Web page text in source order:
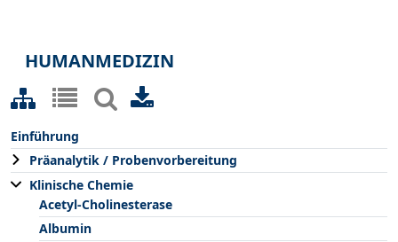
HUMANMEDIZIN
Einführung
Präanalytik / Probenvorbereitung
Klinische Chemie
Acetyl-Cholinesterase
Albumin